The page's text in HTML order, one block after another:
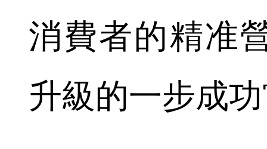
消費者的精准
升級的一步成